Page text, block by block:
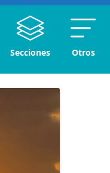
Secciones Otros